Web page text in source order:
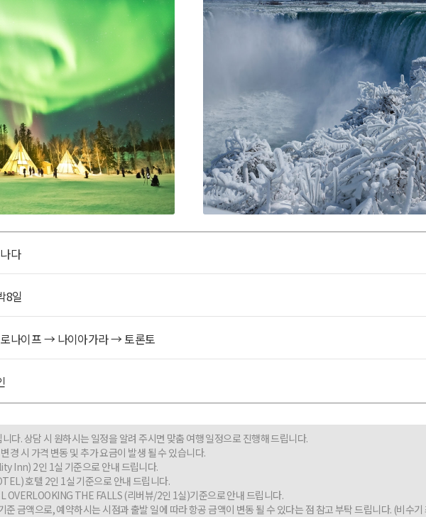
다
8일
나이프→나이아가라→토론토
다. 상담 시 원하시는 일정을 알려 주시면 맞춤 여행 일정으로 진행해 드립니다.
경 시 가격 변동 및 추가 요금이 발생 될 수 있습니다.
Inn) 2인 1실 기준으로 안내 드립니다.
호텔 2인 1실 기준으로 안내 드립니다.
OVERLOOKING THE FALLS (리버뷰/2인 1실)기준으로 안내 드립니다.
금액으로, 예약하시는 시점과 출발 일에 따라 항공 금액이 변동 될 수 있다는 점 참고 부탁 드립니다. (비수